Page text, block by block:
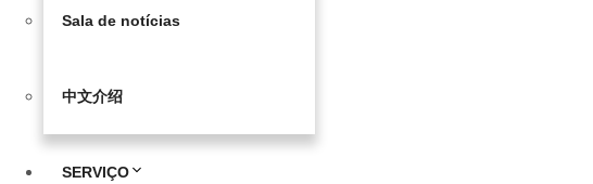
Sala de notícias
中文介绍
SERVIÇO